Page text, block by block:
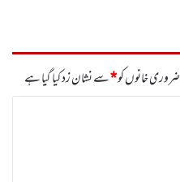
ضروری خانوں کو*سے نشان زد کیا گیا ہے